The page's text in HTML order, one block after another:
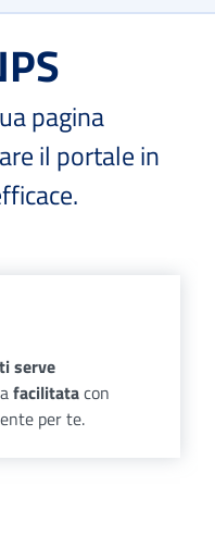
pagina
il portale in
serve
facilitatacon
per te.